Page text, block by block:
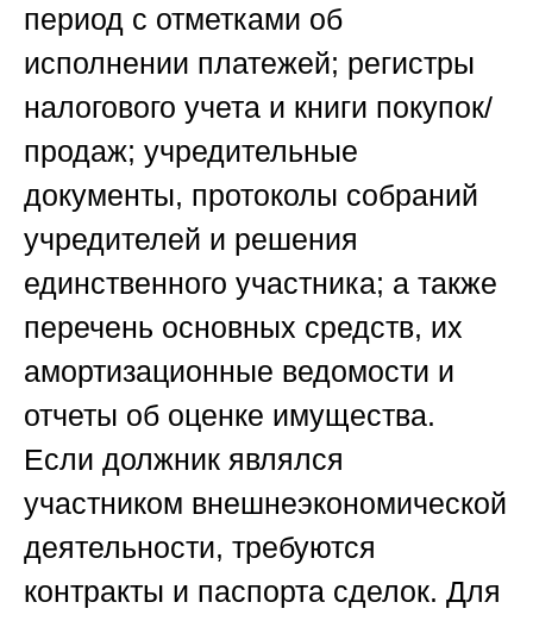
период с отметками об
исполнении платежей; регистры
налогового учета и книги покупок/
продаж; учредительные
документы, протоколы собраний
учредителей и решения
единственного участника; а также
перечень основных средств, их
амортизационные ведомости и
отчеты об оценке имущества.
Если должник являлся
участником внешнеэкономической
деятельности, требуются
контракты и паспорта сделок. Для